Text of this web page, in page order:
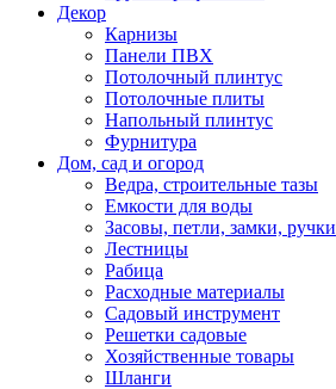
Декор
Карнизы
Панели ПВХ
Потолочный плинтус
Потолочные плиты
Напольный плинтус
Фурнитура
Дом, сад и огород
Ведра, строительные тазы
Емкости для воды
Засовы, петли, замки, ручки
Лестницы
Рабица
Расходные материалы
Садовый инструмент
Решетки садовые
Хозяйственные товары
Шланги